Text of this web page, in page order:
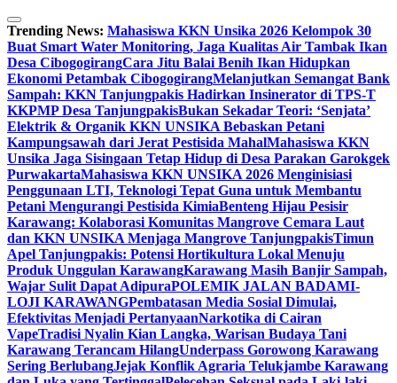
Skip
to
content
Trending News: Mahasiswa KKN Unsika 2026 Kelompok 30
Buat Smart Water Monitoring, Jaga Kualitas Air Tambak Ikan
Desa CibogogirangCara Jitu Balai Benih Ikan Hidupkan
Ekonomi Petambak CibogogirangMelanjutkan Semangat Bank
Sampah: KKN Tanjungpakis Hadirkan Insinerator di TPS-T
KKPMP Desa TanjungpakisBukan Sekadar Teori: ‘Senjata’
Elektrik & Organik KKN UNSIKA Bebaskan Petani
Kampungsawah dari Jerat Pestisida MahalMahasiswa KKN
Unsika Jaga Sisingaan Tetap Hidup di Desa Parakan Garokgek
PurwakartaMahasiswa KKN UNSIKA 2026 Menginisiasi
Penggunaan LTI, Teknologi Tepat Guna untuk Membantu
Petani Mengurangi Pestisida KimiaBenteng Hijau Pesisir
Karawang: Kolaborasi Komunitas Mangrove Cemara Laut
dan KKN UNSIKA Menjaga Mangrove TanjungpakisTimun
Apel Tanjungpakis: Potensi Hortikultura Lokal Menuju
Produk Unggulan KarawangKarawang Masih Banjir Sampah,
Wajar Sulit Dapat AdipuraPOLEMIK JALAN BADAMI-
LOJI KARAWANGPembatasan Media Sosial Dimulai,
Efektivitas Menjadi PertanyaanNarkotika di Cairan
VapeTradisi Nyalin Kian Langka, Warisan Budaya Tani
Karawang Terancam HilangUnderpass Gorowong Karawang
Sering BerlubangJejak Konflik Agraria Telukjambe Karawang